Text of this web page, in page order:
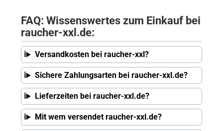
FAQ: Wissenswertes zum Einkauf bei
raucher-xxl.de:
Versandkosten bei raucher-xxl?
Sichere Zahlungsarten bei raucher-xxl.de?
Lieferzeiten bei raucher-xxl.de?
Mit wem versendet raucher-xxl.de?